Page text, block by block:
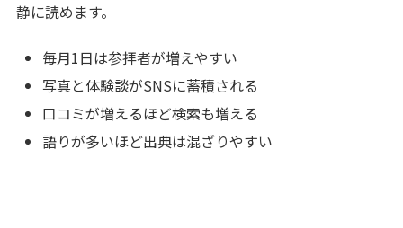
静に読めます。
毎月1日は参拝者が増えやすい
写真と体験談がSNSに蓄積される
口コミが増えるほど検索も増える
語りが多いほど出典は混ざりやすい